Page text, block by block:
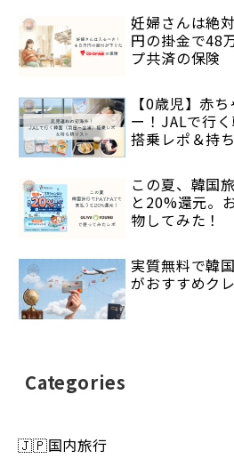
妊婦さんは絶
円の掛金で48
プ共済の保険
【0歳児】赤
ー！JALで行く
搭乗レポ＆持
この夏、韓国
と20%還元。
物してみた！
実質無料で韓
がおすすめク
Categories
🇯🇵国内旅行